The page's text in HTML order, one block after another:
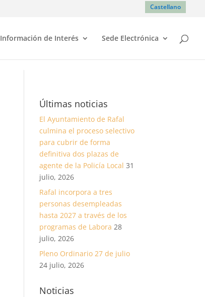
Castellano
Información de Interés Sede Electrónica
Últimas noticias
El Ayuntamiento de Rafal
culmina el proceso selectivo
para cubrir de forma
definitiva dos plazas de
agente de la Policía Local 31
julio, 2026
Rafal incorpora a tres
personas desempleadas
hasta 2027 a través de los
programas de Labora 28
julio, 2026
Pleno Ordinario 27 de julio
24 julio, 2026
Noticias